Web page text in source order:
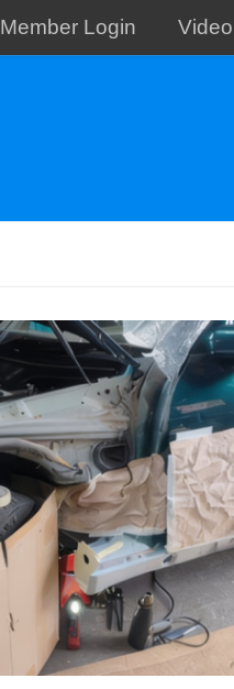
Member Login